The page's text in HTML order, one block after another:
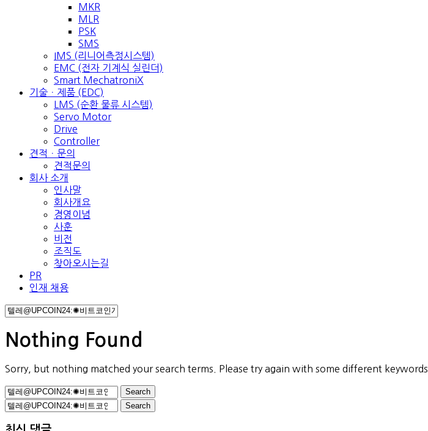
MKR
MLR
PSK
SMS
IMS (리니어측정시스템)
EMC (전자 기계식 실린더)
Smart MechatroniX
기술ㆍ제품 (EDC)
LMS (순환 물류 시스템)
Servo Motor
Drive
Controller
견적ㆍ문의
견적문의
회사 소개
인사말
회사개요
경영이념
사훈
비전
조직도
찾아오시는길
PR
인재 채용
Nothing Found
Sorry, but nothing matched your search terms. Please try again with some different keywords.
Search
for:
Search